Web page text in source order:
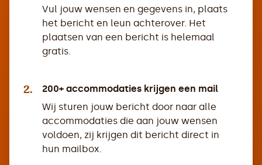
Vul jouw wensen en gegevens in, plaats
het bericht en leun achterover. Het
plaatsen van een bericht is helemaal
gratis.
2.
200+ accommodaties krijgen een mail
Wij sturen jouw bericht door naar alle
accommodaties die aan jouw wensen
voldoen, zij krijgen dit bericht direct in
hun mailbox.